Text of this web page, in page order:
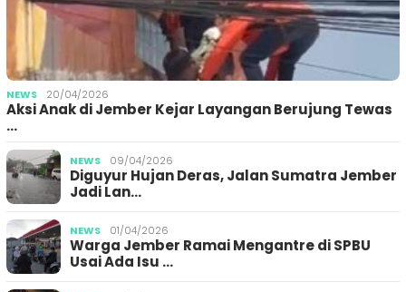
NEWS 20/04/2026
Aksi Anak di Jember Kejar Layangan Berujung Tewas
…
NEWS 09/04/2026
Diguyur Hujan Deras, Jalan Sumatra Jember
Jadi Lan…
NEWS 01/04/2026
Warga Jember Ramai Mengantre di SPBU
Usai Ada Isu …